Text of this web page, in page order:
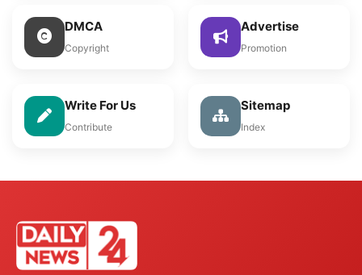
DMCA
Copyright
Advertise
Promotion
Write For Us
Contribute
Sitemap
Index